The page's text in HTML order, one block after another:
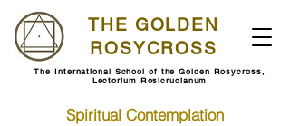
THE GOLDEN
ROSYCROSS
The International School of the Golden Rosycross,
Lectorium Rosicrucianum
Spiritual Contemplation